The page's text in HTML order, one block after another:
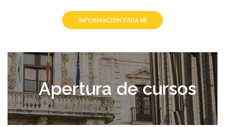
INFORMACIÓN PARA MÍ
Apertura de cursos